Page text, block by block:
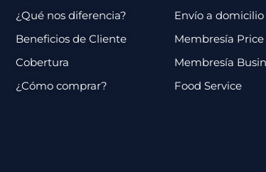
¿Qué nos diferencia?
Beneficios de Cliente
Cobertura
¿Cómo comprar?
Envío a domicilio
Membresía
Membresía
Food Service